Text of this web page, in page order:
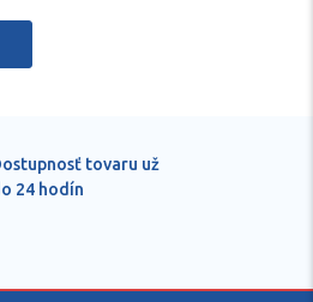
tovaru už
24 hodín